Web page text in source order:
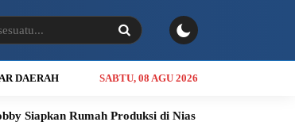
DAERAH SABTU, 08 AGU 2026
Produksi di Nias Utara INALUM Siapkan